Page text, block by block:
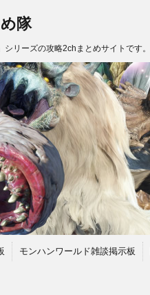
隊
シリーズの攻略2chまとめサイトです。
モンハンワールド雑談掲示板